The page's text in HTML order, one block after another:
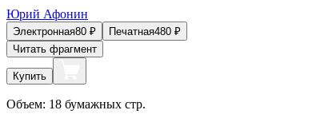
Юрий Афонин
Электронная80 ₽ Печатная480 ₽
Читать фрагмент
Купить
Объем: 18 бумажных стр.